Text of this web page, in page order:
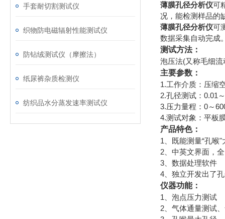
手套耐切割测试仪
织物防电磁辐射性能测试仪
防钻绒测试仪（摩擦法）
纸尿裤杂质检测仪
纺织品水分蒸发速率测试仪
薄膜孔径分析仪可
况，能检测样品的
薄膜孔径分析仪可
数据采集自动完成
测试方法：
泡压法(又称毛细
主要参数：
1.工作介质：压缩
2.孔径测试：0.01
3.压力量程：0～
4.测试对象：平板
产品特色：
1、既能测量“孔喉
2、中英文界面，
3、数据处理软件
4、独立开发出了
仪器功能：
1、泡点压力测试
2、气体通量测试